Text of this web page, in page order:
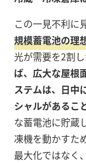
この一見不利に
規模蓄電池の理
光が需要を2割
ば、広大な屋根
ステムは、日中
シャルがあるこ
な蓄電池に貯蔵
凍機を動かすた
最大化ではなく、